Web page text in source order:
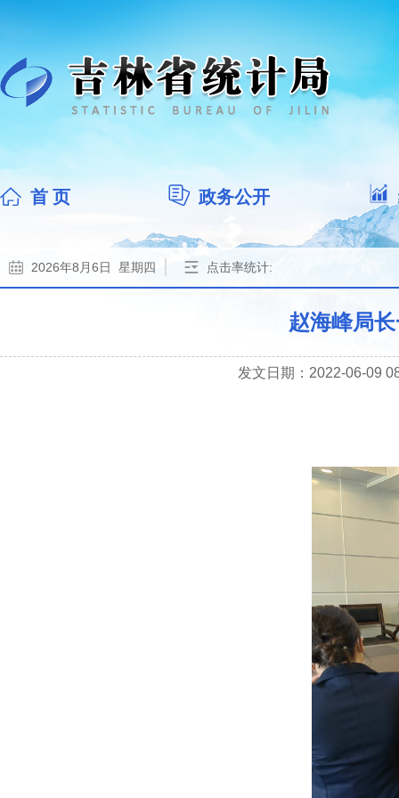
首 页 政务公开
2026年8月6日 星期四 点击率统计:
赵海峰局
发文日期：2022-06-09